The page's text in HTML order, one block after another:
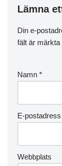
Lämna
Din e-
fält är märkta
Namn *
E-postadress
Webbplats